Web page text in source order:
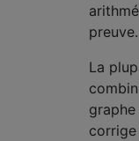
preuve.
La